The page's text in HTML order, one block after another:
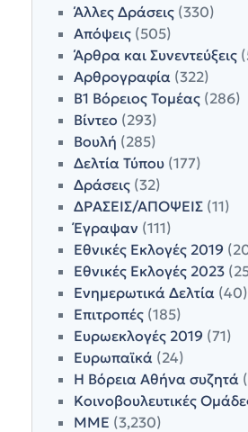
Άλλες Δράσεις(330)
Απόψεις(505)
Άρθρα και Συνεντεύξεις
Αρθρογραφία(322)
Β1 Βόρειος Τομέας(286)
Βίντεο (293)
Βουλή (285)
Δελτία Τύπου(177)
Δράσεις(32)
ΔΡΑΣΕΙΣ/ΑΠΟΨΕΙΣ(11)
Έγραψαν (111)
Εθνικές Εκλογές 2019
Εθνικές Εκλογές 2023
Ενημερωτικά Δελτία(40)
Επιτροπές(185)
Ευρωεκλογές 2019 (71)
Ευρωπαϊκά(24)
Η Βόρεια Αθήνα συζητά
Κοινοβουλευτικές
ΜΜΕ (3,230)